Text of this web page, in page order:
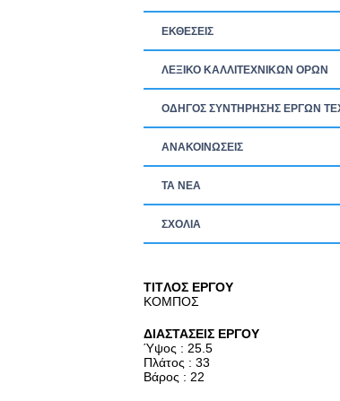
ΕΚΘΕΣΕΙΣ
ΛΕΞΙΚΟ ΚΑΛΛΙΤΕΧΝΙΚΩΝ ΟΡΩΝ
ΟΔΗΓΟΣ ΣΥΝΤΗΡΗΣΗΣ ΕΡΓΩΝ
ΑΝΑΚΟΙΝΩΣΕΙΣ
ΤΑ ΝEΑ
ΣΧΟΛΙΑ
TITΛΟΣ ΕΡΓΟΥ
ΚΟΜΠΟΣ
ΔΙΑΣΤΑΣΕΙΣ ΕΡΓΟΥ
Ύψος : 25.5
Πλάτος : 33
Βάρος : 22